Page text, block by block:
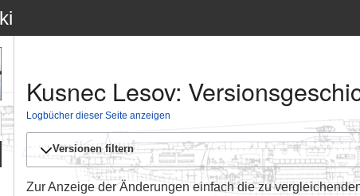
Kusnec Lesov:
Logbücher dieser Seite anzeigen
Versionen filtern
Zur Anzeige der Änderungen einfach die zu